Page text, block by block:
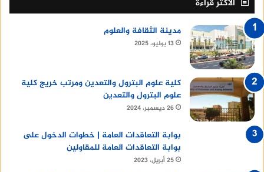
الأكثر قراءة
مدينة الثقافة والعلوم
13 يوليو، 2025
كلية علوم البترول والتعدين ومرتب خريج كلية
علوم البترول والتعدين
26 ديسمبر، 2024
بوابة التعاقدات العامة | خطوات الدخول على
بوابة التعاقدات العامة للمقاولين
25 أبريل، 2023